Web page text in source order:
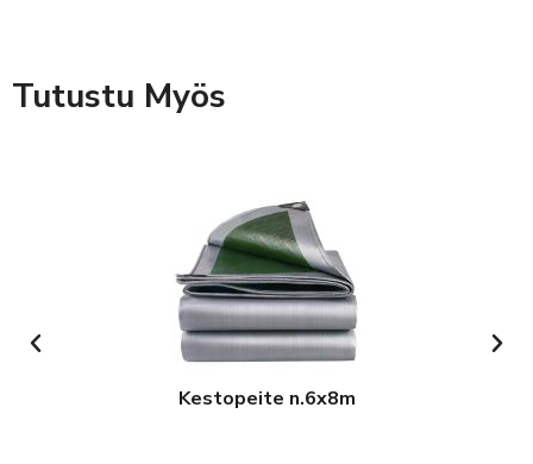
Tutustu Myös
Kestopeite n.6x8m